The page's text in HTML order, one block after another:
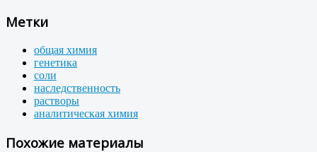
Метки
общая химия
генетика
соли
наследственность
растворы
аналитическая химия
Похожие материалы